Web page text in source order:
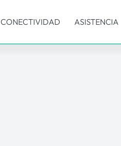
CONECTIVIDAD ASISTENCIA